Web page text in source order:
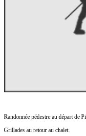
Randonnée pédestre au départ de
Grillades au retour au chalet.